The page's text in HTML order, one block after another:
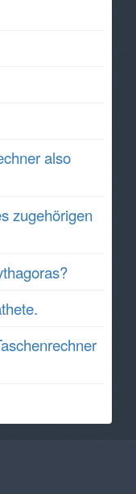
also
zugehörigen